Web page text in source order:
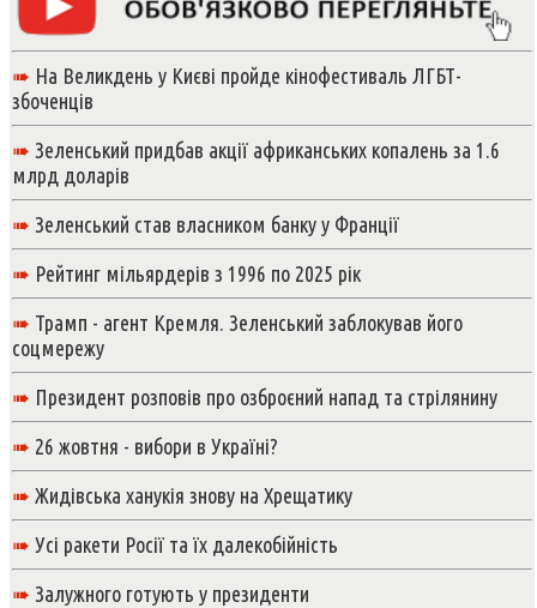
➠ На Великдень у Києві пройде кінофестиваль ЛГБТ-
збоченців
➠ Зеленський придбав акції африканських копалень за 1.6
млрд доларів
➠ Зеленський став власником банку у Франції
➠ Рейтинг мільярдерів з 1996 по 2025 рік
➠ Трамп - агент Кремля. Зеленський заблокував його
соцмережу
➠ Президент розповів про озброєний напад та стрілянину
➠ 26 жовтня - вибори в Україні?
➠ Жидівська ханукія знову на Хрещатику
➠ Усі ракети Росії та їх далекобійність
➠ Залужного готують у президенти